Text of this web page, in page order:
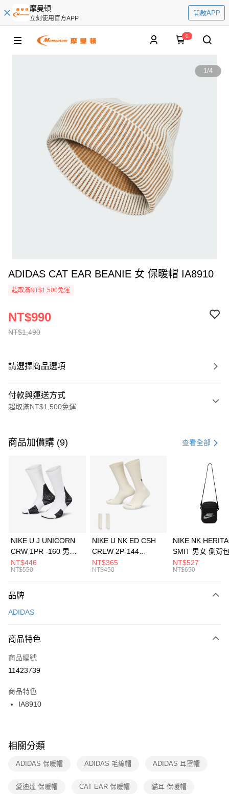
摩曼頓
立刻使用官方APP
開啟APP
0
1/4
ADIDAS CAT EAR BEANIE 女 保暖帽 IA8910
超取滿NT$1,500免運
NT$1,490
NT$990
請選擇商品選項
付款與運送方式
超取滿NT$1,500免運
信用卡一次付款
3 期 0 利率 每期 21家銀行
合作金庫商業銀行
第一商業銀行
華南商業銀行
彰化商業銀行
上海商業儲蓄銀行
元大商業銀行
台灣樂天信用卡公司
Apple Pay
全盈+PAY
AFTEE先享後付
【關於「AFTEE先享後付」】
便利好安心！
３．安心：先確認商品／服務後，再付款。
【「AFTEE先享後付」結帳流程】
１．於結帳方式選擇「AFTEE先享後付」後，將跳轉至「AFTEE先享後付」
２．訂單成立數日內，您將收到繳費通知簡訊。
３．收到繳費通知簡訊後14天內，點擊此簡訊中的連結，可透過四大超商／
ATM／網路銀行／等多元方式進行付款，方視為交易完成。
※ 交易是否成功請以「AFTEE先享後付 」之結帳頁面顯示為準，若有關於
是否繳費成功／繳費後需取消欲退款等相關疑問，請聯繫「AFTEE先享後付
客戶支援中心」https://netprotections.freshdesk.com/support/home
１．透過由恩沛科技股份有限公司提供之「AFTEE先享後付」服務完成之交
運送方式
每筆NT$100，滿NT$1,500(含以上)免運費
宅配
每筆NT$100，滿NT$1,500(含以上)免運費
付款後門市自取
每筆NT$100，滿NT$1,500(含以上)免運費
商品加價購 (9) 查看全部
NIKE U J UNICORN
CRW 1PR -160 男女
中統襪 FZ3393100
NT$446
NT$550
NIKE U NK ED CSH
CREW 2P-144
EMBRDY 男女 短統襪
FZ3073133
NT$365
NT$450
NIKE NK
SMIT 男女 側背
BA5871010
NT$527
NT$650
品牌
ADIDAS
商品特色
商品編號
11423739
商品特色
IA8910
相關分類
ADIDAS 保暖帽 ADIDAS 毛線帽 ADIDAS 耳罩帽
愛迪達 保暖帽 CAT EAR 保暖帽 貓耳 保暖帽